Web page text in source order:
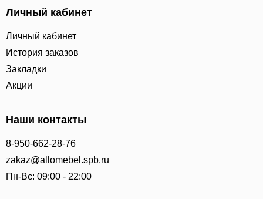
Личный кабинет
Личный кабинет
История заказов
Закладки
Акции
Наши контакты
8-950-662-28-76
zakaz@allomebel.spb.ru
Пн-Вс: 09:00 - 22:00